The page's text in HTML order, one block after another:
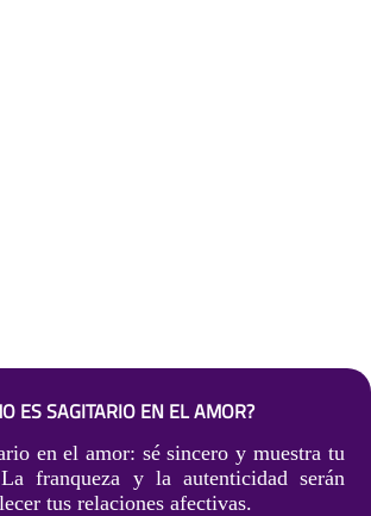
ES SAGITARIO EN EL AMOR?
en el amor: sé sincero y muestra tu
franqueza y la autenticidad serán
tus relaciones afectivas.